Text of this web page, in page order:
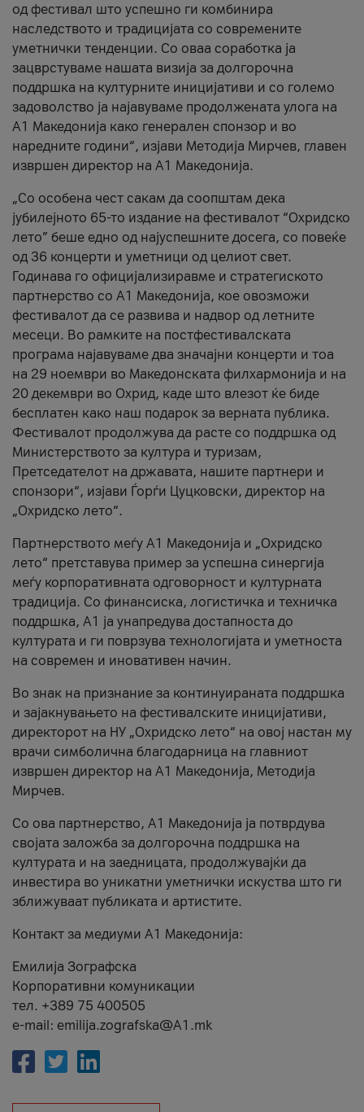
од фестивал што успешно ги комбинира
наследството и традицијата со современите
уметнички тенденции. Со оваа соработка ја
зацврстуваме нашата визија за долгорочна
поддршка на културните иницијативи и со големо
задоволство ја најавуваме продолжената улога на
A1 Македонија како генерален спонзор и во
наредните години“, изјави Методија Мирчев, главен
извршен директор на A1 Македонија.
„Со особена чест сакам да соопштам дека
јубилејното 65-то издание на фестивалот “Охридско
лето” беше едно од најуспешните досега, со повеќе
од 36 концерти и уметници од целиот свет.
Годинава го официјализиравме и стратегиското
партнерство со А1 Македонија, кое овозможи
фестивалот да се развива и надвор од летните
месеци. Во рамките на постфестивалската
програма најавуваме два значајни концерти и тоа
на 29 ноември во Македонската филхармонија и на
20 декември во Охрид, каде што влезот ќе биде
бесплатен како наш подарок за верната публика.
Фестивалот продолжува да расте со поддршка од
Министерството за култура и туризам,
Претседателот на државата, нашите партнери и
спонзори“, изјави Ѓорѓи Цуцковски, директор на
„Охридско лето“.
Партнерството меѓу A1 Македонија и „Охридско
лето“ претставува пример за успешна синергија
меѓу корпоративната одговорност и културната
традиција. Со финансиска, логистичка и техничка
поддршка, A1 ја унапредува достапноста до
културата и ги поврзува технологијата и уметноста
на современ и иновативен начин.
Во знак на признание за континуираната поддршка
и зајакнувањето на фестивалските иницијативи,
директорот на НУ „Охридско лето“ на овој настан му
врачи симболична благодарница на главниот
извршен директор на A1 Македонија, Методија
Мирчев.
Со ова партнерство, A1 Македонија ја потврдува
својата заложба за долгорочна поддршка на
културата и на заедницата, продолжувајќи да
инвестира во уникатни уметнички искуства што ги
зближуваат публиката и артистите.
Контакт за медиуми А1 Македонија:
Емилија Зографска
Корпоративни комуникации
тел. +389 75 400505
e-mail: emilija.zografska@A1.mk